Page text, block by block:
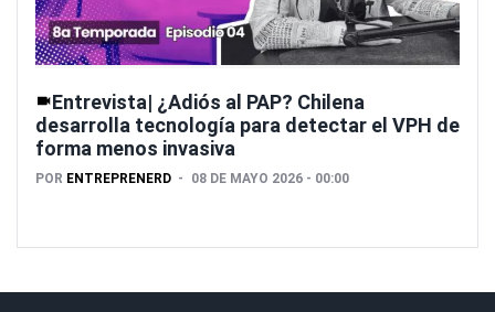
Entrevista| ¿Adiós al PAP? Chilena
desarrolla tecnología para detectar el VPH de
forma menos invasiva
POR ENTREPRENERD 08 DE MAYO 2026 - 00:00